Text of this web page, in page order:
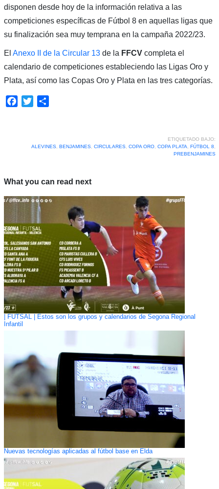
disponen desde hoy de la información relativa a las
competiciones específicas de Fútbol 8 en aquellas ligas que
su finalización sea muy temprana en la campaña 2022/23.
El Anexo II de la Circular 13de la FFCV completa el
calendario de competiciones estableciendo las Ligas Oro y
Plata, así como las Copas Oro y Plata en las tres categorías.
Facebook
Twitter
ETIQUETADO BAJO:
ALEVINES, BENJAMINES, CIRCULARES, COPA ORO, COPA PLATA, FÚTBOL 8,
PREBENJAMINES
What you can read next
| FUTSAL | Estos son los grupos y calendarios de Segona Regional
Infantil
Nuevas tecnologías aplicadas al fútbol base en Elda